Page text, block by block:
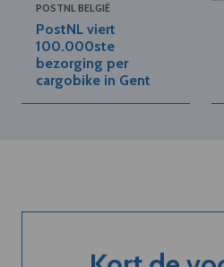
POSTNL BELGIË
PostNL viert
100.000ste
bezorging per
cargobike in Gent